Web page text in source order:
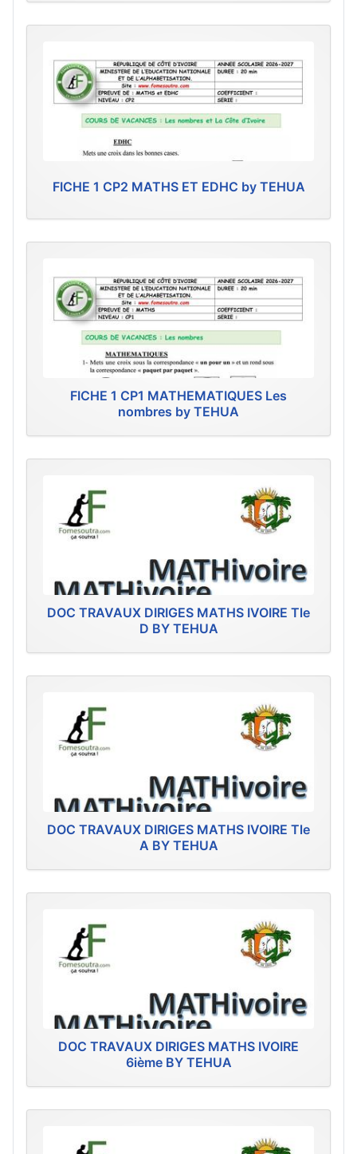
FICHE 1 CP2 MATHS ET EDHC by TEHUA
FICHE 1 CP1 MATHEMATIQUES Les
nombres by TEHUA
DOC TRAVAUX DIRIGES MATHS IVOIRE Tle
D BY TEHUA
DOC TRAVAUX DIRIGES MATHS IVOIRE Tle
A BY TEHUA
DOC TRAVAUX DIRIGES MATHS IVOIRE
6ième BY TEHUA